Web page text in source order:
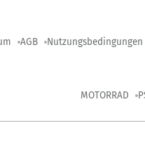
AGB Nutzungsbedingungen
MOTORRAD